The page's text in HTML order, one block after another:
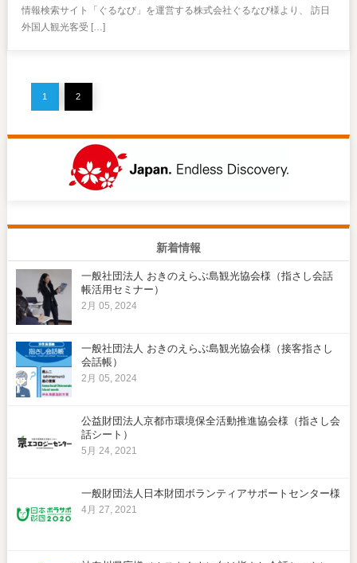
情報検索サイト「ぐるなび」を運営する株式会社ぐるなび様より、 訪日
外国人観光客受 […]
1 2
新着情報
一般社団法人 おきのえらぶ島観光協会様（指さし会話
帳活用セミナー）
2月 05, 2024
一般社団法人 おきのえらぶ島観光協会様（接客指さし
会話帳）
2月 05, 2024
公益財団法人京都市環境保全活動推進協会様（指さし会
話シート）
5月 24, 2021
一般財団法人日本財団ボランティアサポートセンター様
4月 27, 2021